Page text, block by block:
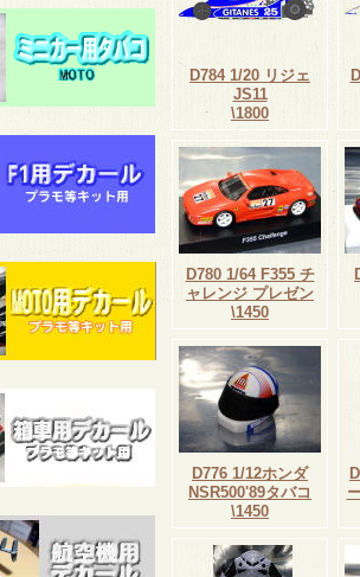
D784 1/20 リジェ
JS11
\1800
D780 1/64 F355 チ
ャレンジ プレゼン
\1450
D776 1/12ホンダ
NSR500'89タバコ
\1450